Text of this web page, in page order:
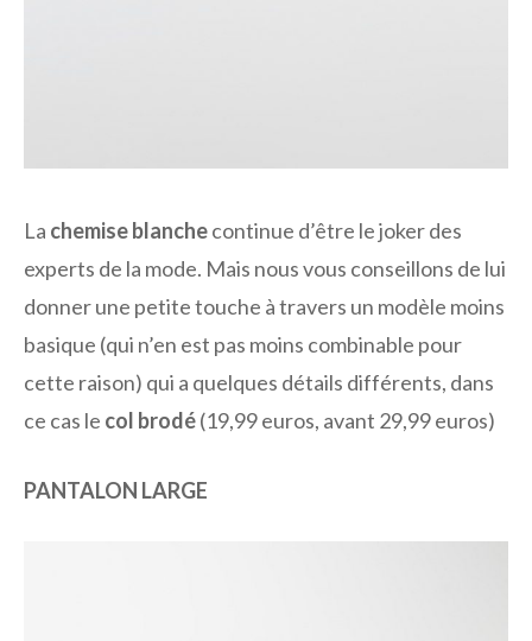
La chemise blanchecontinue d’être le joker des
experts de la mode. Mais nous vous conseillons de lui
donner une petite touche à travers un modèle moins
basique (qui n’en est pas moins combinable pour
cette raison) qui a quelques détails différents, dans
ce cas le col brodé(19,99 euros, avant 29,99 euros)
PANTALON LARGE